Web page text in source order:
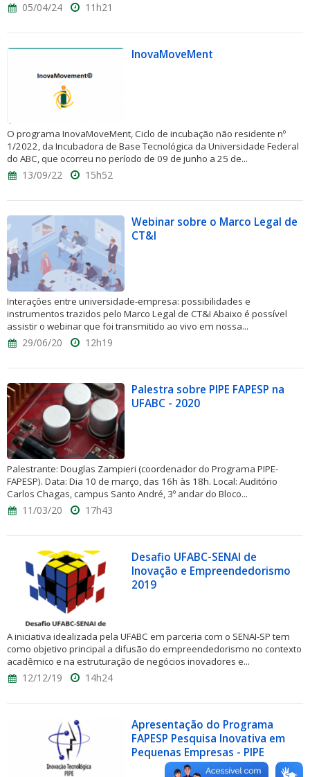
05/04/24 11h21
InovaMoveMent
O programa InovaMoveMent, Ciclo de incubação não residente nº
1/2022, da Incubadora de Base Tecnológica da Universidade Federal
do ABC, que ocorreu no período de 09 de junho a 25 de...
13/09/22 15h52
Webinar sobre o Marco Legal de
CT&I
Interações entre universidade-empresa: possibilidades e
instrumentos trazidos pelo Marco Legal de CT&I Abaixo é possível
assistir o webinar que foi transmitido ao vivo em nossa...
29/06/20 12h19
Palestra sobre PIPE FAPESP na
UFABC - 2020
Palestrante: Douglas Zampieri (coordenador do Programa PIPE-
FAPESP). Data: Dia 10 de março, das 16h às 18h. Local: Auditório
Carlos Chagas, campus Santo André, 3º andar do Bloco...
11/03/20 17h43
Desafio UFABC-SENAI de
Inovação e Empreendedorismo
2019
A iniciativa idealizada pela UFABC em parceria com o SENAI-SP tem
como objetivo principal a difusão do empreendedorismo no contexto
acadêmico e na estruturação de negócios inovadores e...
12/12/19 14h24
Apresentação do Programa
FAPESP Pesquisa Inovativa em
Pequenas Empresas - PIPE